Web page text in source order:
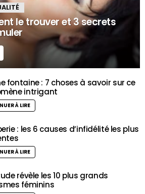
le trouver et 3 secrets
fontaine : 7 choses à savoir sur ce
intrigant
À LIRE
: les 6 causes d’infidélité les plus
À LIRE
révèle les 10 plus grands
féminins